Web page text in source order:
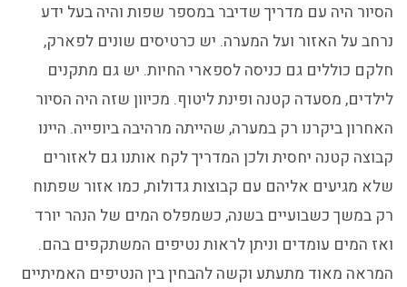
הסיור היה עם מדריך שדיבר במספר שפות והיה בעל ידע
נרחב על האזור ועל המערה. יש כרטיסים שונים לפארק,
חלקם כוללים גם כניסה לספארי החיות. יש גם מתקנים
לילדים, מסעדה קטנה ופינת ליטוף. מכיוון שזה היה הסיור
האחרון ביקרנו רק במערה, שהייתה מרהיבה ביופייה. היינו
קבוצה קטנה יחסית ולכן המדריך לקח אותנו גם לאזורים
שלא מגיעים אליהם עם קבוצות גדולות, כמו אזור שפתוח
רק במשך כשבועיים בשנה, כשמפלס המים של הנהר יורד
ואז המים עומדים וניתן לראות נטיפים המשתקפים בהם.
המראה מאוד מתעתע וקשה להבחין בין הנטיפים האמיתיים